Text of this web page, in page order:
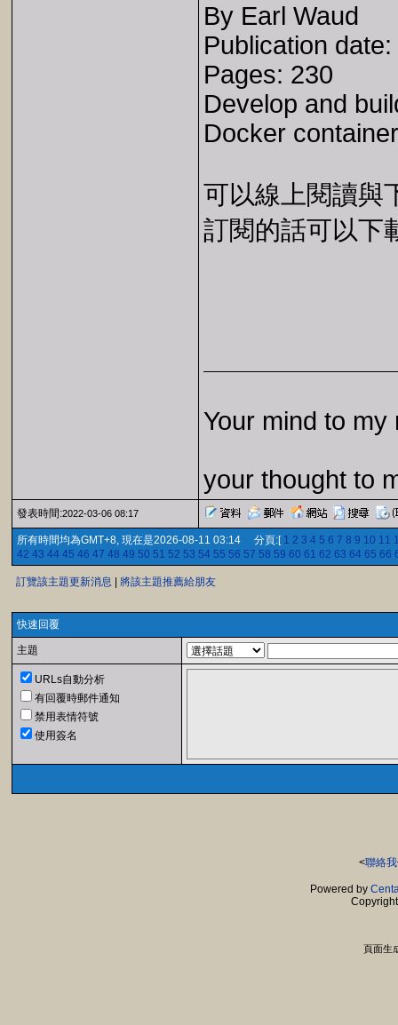
By Earl Waud
Publication
Pages: 230
Develop and
Docker
可以線上閱讀與
訂閱的話可以下
Your mind to my
your thought to
發表時間:2022-03-06 08:17
所有時間均為GMT+8, 現在是2026-08-11 03:14 分頁:[ 1 2 3 4 5 6 7 8 9 10 11
42 43 44 45 46 47 48 49 50 51 52 53 54 55 56 57 58 59 60 61 62 63 64 65 66
訂覽該主題更新消息 將該主題推薦給朋友
快速回覆
主題
URLs自動分析
有回覆時郵件通知
禁用表情符號
使用簽名
<聯絡
Powered by
頁面生